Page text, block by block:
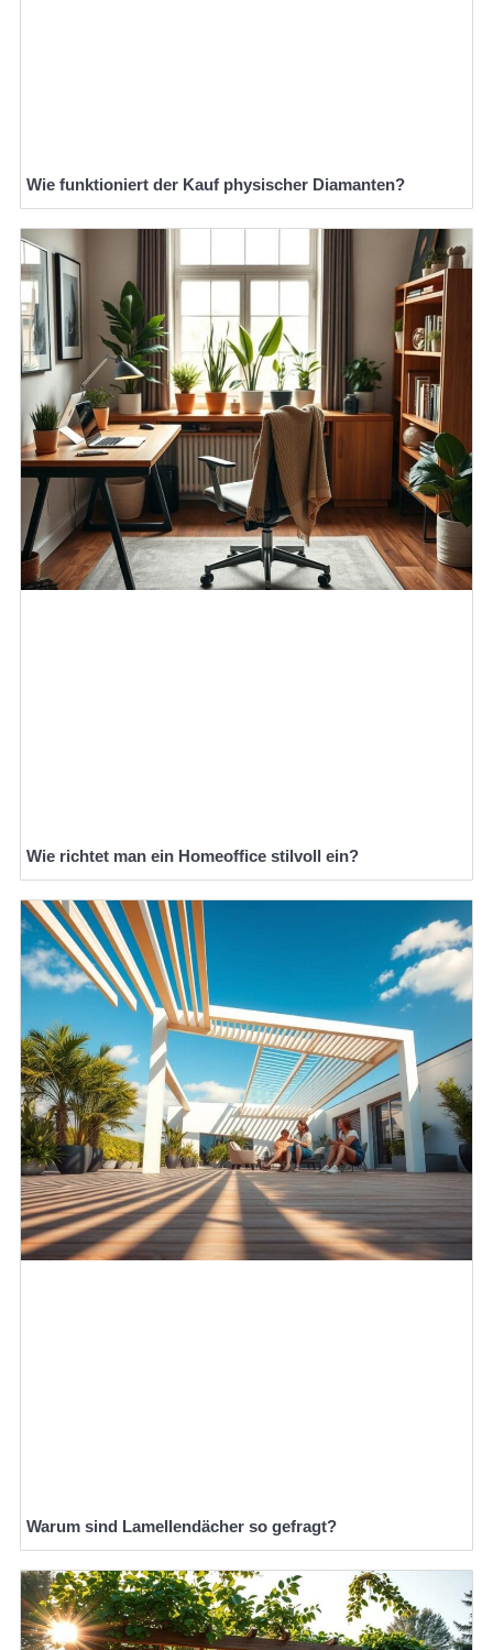
Wie funktioniert der Kauf physischer Diamanten?
Wie richtet man ein Homeoffice stilvoll ein?
Warum sind Lamellendächer so gefragt?